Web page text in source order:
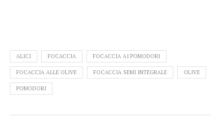
ALICI FOCACCIA FOCACCIA AI POMODORI
FOCACCIA ALLE OLIVE FOCACCIA SEMI INTEGRALE OLIVE
POMODORI